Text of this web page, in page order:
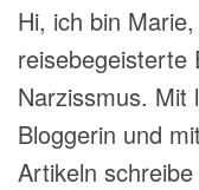
Hi, ich bin
reisebegeisterte
Narzissmus. Mit
Bloggerin und
Artikeln